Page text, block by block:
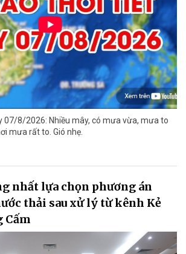
07/8/2026: Nhiều mây, có mưa vừa, mưa to
mưa rất to. Gió nhẹ.
nhất lựa chọn phương án
thải sau xử lý từ kênh Kẻ
Cấm